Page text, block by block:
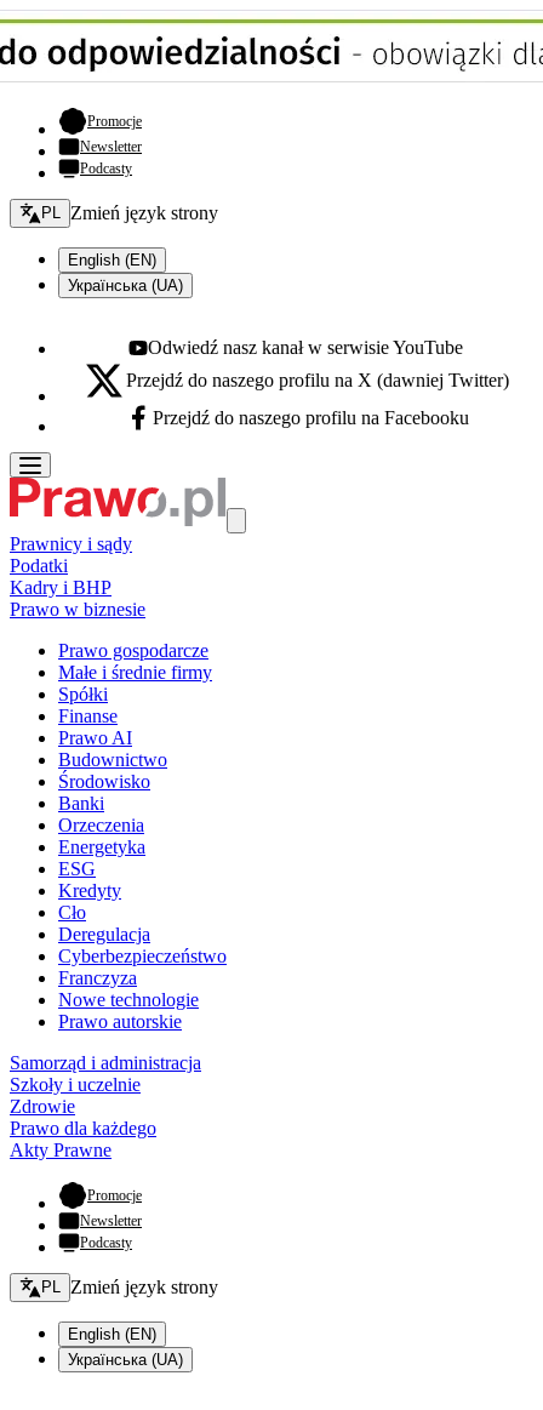
Promocje- otwiera się w nowej karcie
Newsletter
Podcasty
Zmień język - bieżący:
PL Zmień język strony
English (EN)
Українська (UA)
Youtube - otwiera się w nowej karcie
Odwiedź nasz kanał w serwisie YouTube
X - otwiera się w nowej karcie
Przejdź do naszego profilu na X (dawniej Twitter)
Facebook - otwiera się w nowej karcie
Przejdź do naszego profilu na Facebooku
Prawnicy i sądy
Podatki
Kadry i BHP
Prawo w biznesie
Prawo gospodarcze
Małe i średnie firmy
Spółki
Finanse
Prawo AI
Budownictwo
Środowisko
Banki
Orzeczenia
Energetyka
ESG
Kredyty
Cło
Deregulacja
Cyberbezpieczeństwo
Franczyza
Nowe technologie
Prawo autorskie
Samorząd i administracja
Szkoły i uczelnie
Zdrowie
Prawo dla każdego
Akty Prawne
Promocje- otwiera się w nowej karcie
Newsletter
Podcasty
Zmień język - bieżący:
PL Zmień język strony
English (EN)
Українська (UA)